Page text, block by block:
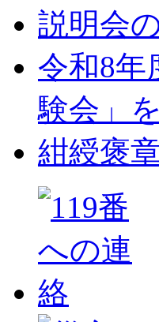
説明会
令和8年
験会」
紺綬褒